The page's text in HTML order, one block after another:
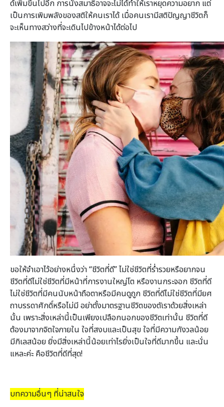
ด้เพิ่มขึ้นไปอีก การนั่งสมาธิอาจจะไม่ได้ทำให้เราหยุดความอยาก แต่
เป็นการเพิมพลังของสติให้คนเราได้ เมื่อคนเรามีสติปัญญาชีวิตก็
จะเห็นทางสว่างที่จะเดินไปข้างหน้าได้ต่อไป
ขอให้จำเอาไว้อย่างหนึ่งว่า “ชีวิตที่ดี” ไม่ใช่ชีวิตที่ร่ำรวยหรือยากจน
ชีวิตที่ดีไม่ใช่ชีวิตที่มีหน้าที่การงานใหญ่โต หรืองานกระจอก ชีวิตที่ดี
ไม่ใช่ชีวิตที่มีคนนับหน้าถือตาหรือมีคนดูถูก ชีวิตที่ดีไม่ใช่ชีวิตที่มียศ
ถาบรรดาศักดิ์หรือไม่มี อย่าตั้งมาตรฐานชีวิตของตัเราด้วยสิ่งเหล่า
นั้น เพราะสิ่งเหล่านี้เป็นเพียงเปลือกนอกของชีวิตเท่านั้น ชีวิตที่ดี
ต้องมาจากจิตใจภายใน ใจที่สงบและเป็นสุข ใจที่มีความกังวลน้อย
มีกิเลสน้อย ยิ่งมีสิ่งเหล่านี้น้อยเท่าไรยิ่งเป็นใจที่ดีมากขึ้น และนั่น
แหละค่ะ คือชีวิตที่ดีที่สุด!
บทความอื่นๆ ที่น่าสนใจ